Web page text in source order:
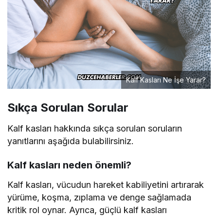
Kalf Kasları Ne İşe Yarar?
Sıkça Sorulan Sorular
Kalf kasları hakkında sıkça sorulan soruların
yanıtlarını aşağıda bulabilirsiniz.
Kalf kasları neden önemli?
Kalf kasları, vücudun hareket kabiliyetini artırarak
yürüme, koşma, zıplama ve denge sağlamada
kritik rol oynar. Ayrıca, güçlü kalf kasları